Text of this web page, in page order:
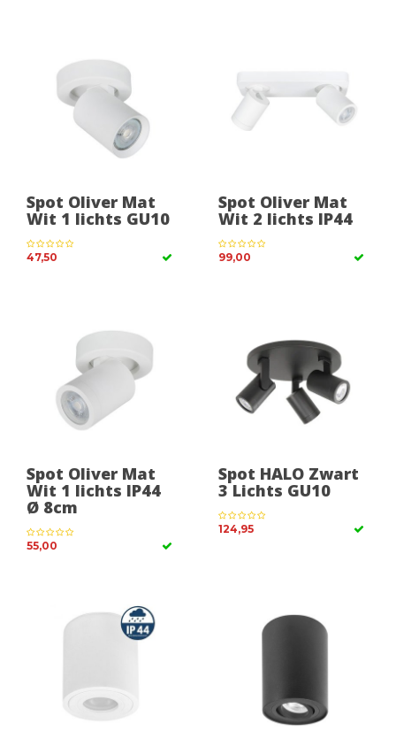
Spot Oliver Mat
Wit 1 lichts GU10
47,50
Spot Oliver Mat
Wit 2 lichts IP44
99,00
Spot Oliver Mat
Wit 1 lichts IP44
Ø 8cm
55,00
Spot HALO Zwart
3 Lichts GU10
124,95